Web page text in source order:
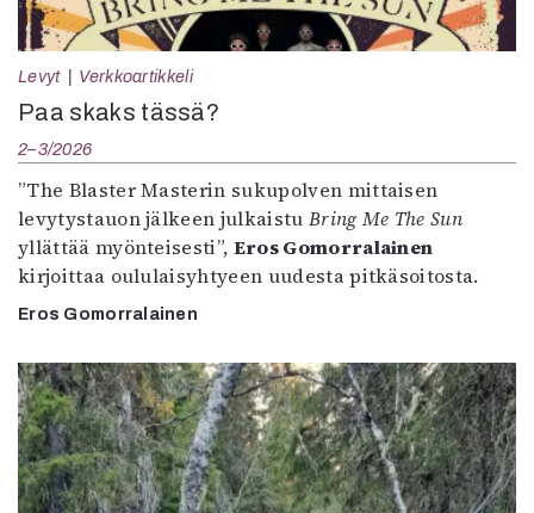
Levyt Verkkoartikkeli
Paa skaks tässä?
2–3/2026
”The Blaster Masterin sukupolven mittaisen
levytystauon jälkeen julkaistu Bring Me The Sun
yllättää myönteisesti”, Eros Gomorralainen
kirjoittaa oululaisyhtyeen uudesta pitkäsoitosta.
Eros Gomorralainen